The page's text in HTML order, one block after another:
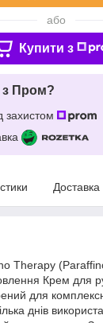
або
Купити з
з Пром?
захистом
Доставка
Therapy
Крем для
для
днів